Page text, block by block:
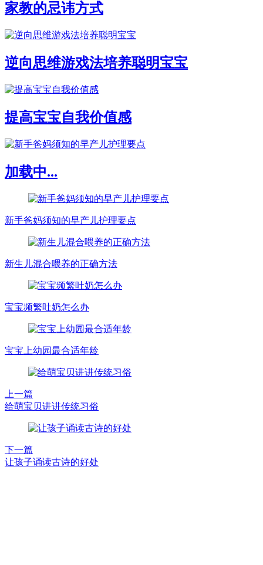
家教的忌讳方式
逆向思维游戏法培养聪明宝宝
提高宝宝自我价值感
加载中...
新手爸妈须知的早产儿护理要点
新生儿混合喂养的正确方法
宝宝频繁吐奶怎么办
宝宝上幼园最合适年龄
上一篇
给萌宝贝讲讲传统习俗
下一篇
让孩子诵读古诗的好处